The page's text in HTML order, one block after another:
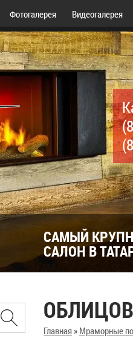
Фотогалерея Видеогалерея
САМЫЙ
САЛОН В
Главная» Мраморные